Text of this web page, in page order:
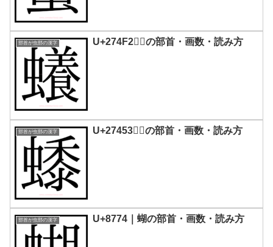
部首が虫部の漢字 U+274F2｜𧓲の部首・画数・読み方
部首が虫部の漢字 U+27453｜𧑓の部首・画数・読み方
部首が虫部の漢字 U+8774｜蝴の部首・画数・読み方